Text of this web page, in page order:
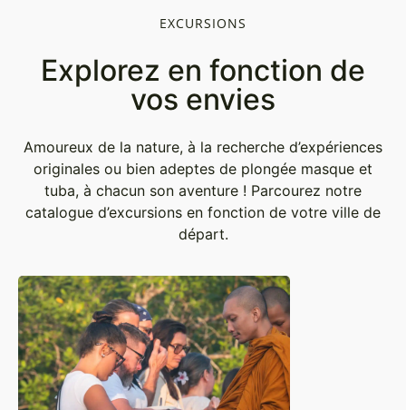
EXCURSIONS
Explorez en fonction de
vos envies
Amoureux de la nature, à la recherche d’expériences
originales ou bien adeptes de plongée masque et
tuba, à chacun son aventure ! Parcourez notre
catalogue d’excursions en fonction de votre ville de
départ.